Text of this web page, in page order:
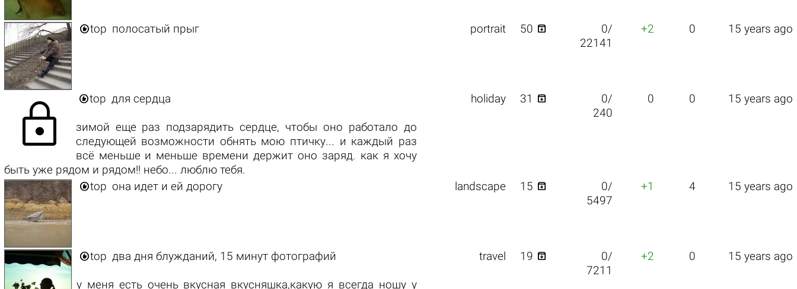
top полосатый прыг portrait 50 
0/
22141
+2 0 15 years ago
lock top для сердца
зимой еще раз подзарядить сердце, чтобы оно работало до
следующей возможности обнять мою птичку... и каждый раз
всё меньше и меньше времени держит оно заряд. как я хочу
быть уже рядом и рядом!! небо... люблю тебя.
holiday 31 
0/
240
0 0 15 years ago
top она идет и ей дорогу landscape 15 
0/
5497
+1 4 15 years ago
top два дня блужданий, 15 минут фотографий
у меня есть очень вкусная вкусняшка,какую я всегда ношу у
travel 19 
0/
7211
+2 0 15 years ago